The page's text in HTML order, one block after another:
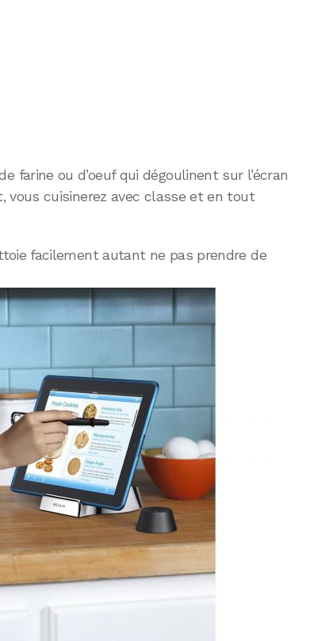
farine ou d’oeuf qui dégoulinent sur l’écran
vous cuisinerez avec classe et en tout
facilement autant ne pas prendre de